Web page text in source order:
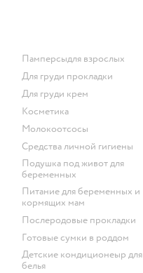
памперсыдля взрослых
для груди прокладки
для груди крем
косметика
Молокоотсосы
средства личной гигиены
подушка под живот для
беременных
питание для беременных и
кормящих мам
послеродовые прокладки
готовые сумки в роддом
детские кондиционеыр для
белья